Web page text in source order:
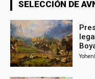
SELECCIÓN DE